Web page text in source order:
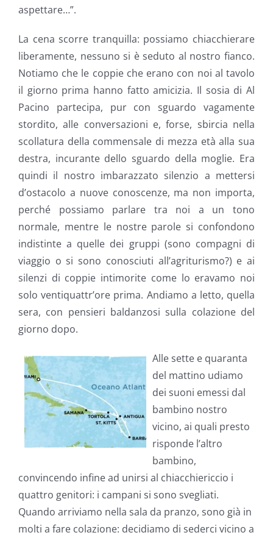
aspettare…”.
La cena scorre tranquilla: possiamo chiacchierare
liberamente, nessuno si è seduto al nostro fianco.
Notiamo che le coppie che erano con noi al tavolo
il giorno prima hanno fatto amicizia. Il sosia di Al
Pacino partecipa, pur con sguardo vagamente
stordito, alle conversazioni e, forse, sbircia nella
scollatura della commensale di mezza età alla sua
destra, incurante dello sguardo della moglie. Era
quindi il nostro imbarazzato silenzio a mettersi
d’ostacolo a nuove conoscenze, ma non importa,
perché possiamo parlare tra noi a un tono
normale, mentre le nostre parole si confondono
indistinte a quelle dei gruppi (sono compagni di
viaggio o si sono conosciuti all’agriturismo?) e ai
silenzi di coppie intimorite come lo eravamo noi
solo ventiquattr’ore prima. Andiamo a letto, quella
sera, con pensieri baldanzosi sulla colazione del
giorno dopo.
Alle sette e quaranta
del mattino udiamo
dei suoni emessi dal
bambino nostro
vicino, ai quali presto
risponde l’altro
bambino,
convincendo infine ad unirsi al chiacchiericcio i
quattro genitori: i campani si sono svegliati.
Quando arriviamo nella sala da pranzo, sono già in
molti a fare colazione: decidiamo di sederci vicino a